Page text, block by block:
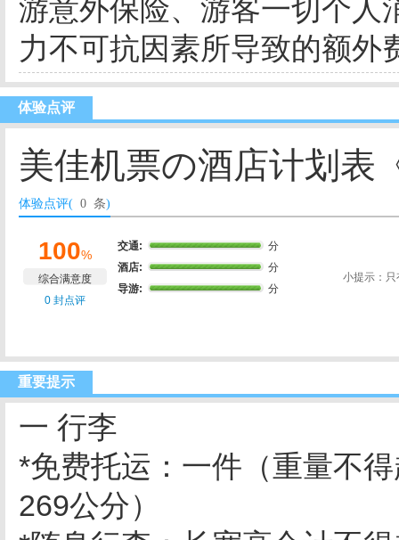
游意外保险、游客一切个人
力不可抗因素所导致的额外
体验点评
美佳机票の酒店计划表
体验点评( 0 条)
100%
综合满意度
0 封点评
交通:
分
酒店:
分
导游:
分
小提示：
重要提示
一 行李
*免费托运：一件（重量不
269公分）